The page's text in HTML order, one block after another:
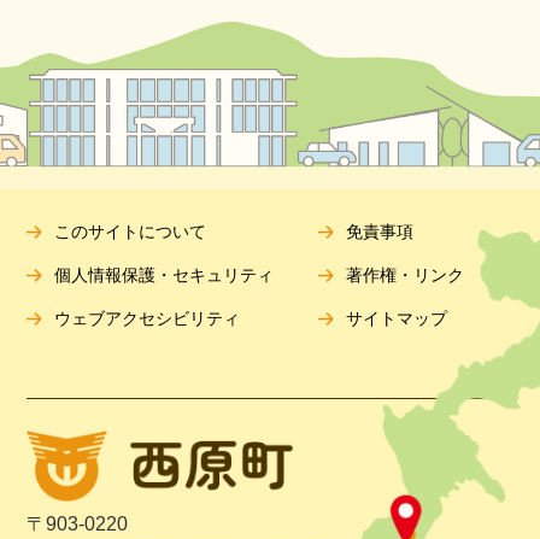
〒903-0220
このサイトについて 免責事項
個人情報保護・セキュリティ 著作権・リンク
ウェブアクセシビリティ サイトマップ